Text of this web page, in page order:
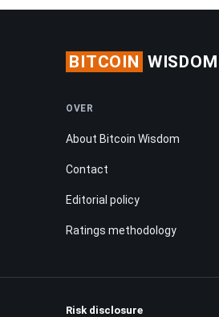
BITCOIN WISDOM
OVER
About Bitcoin Wisdom
Contact
Editorial policy
Ratings methodology
Risk disclosure